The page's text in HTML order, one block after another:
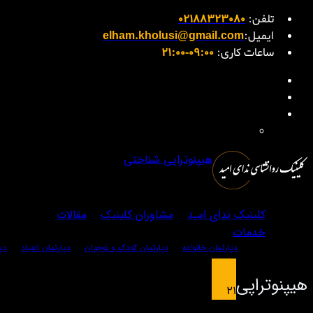
تلفن: 02188323080
ایمیل:elham.kholusi@gmail.com
ساعات کاری: 09:00-21:00
کلینیک ندای امید مشاوران کلینیک
مقالات
خدمات
دپارتمان خانواده دپارتمان کودک و نوجوان دپارتمان اعتیاد
هیپنوتراپی21
هیپنوتراپی شناختی